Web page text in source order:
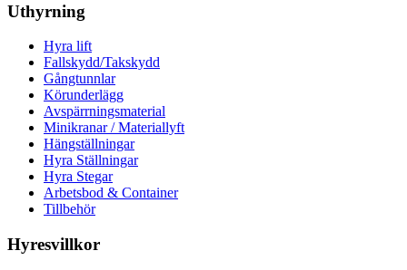
Uthyrning
Hyra lift
Fallskydd/Takskydd
Gångtunnlar
Körunderlägg
Avspärrningsmaterial
Minikranar / Materiallyft
Hängställningar
Hyra Ställningar
Hyra Stegar
Arbetsbod & Container
Tillbehör
Hyresvillkor